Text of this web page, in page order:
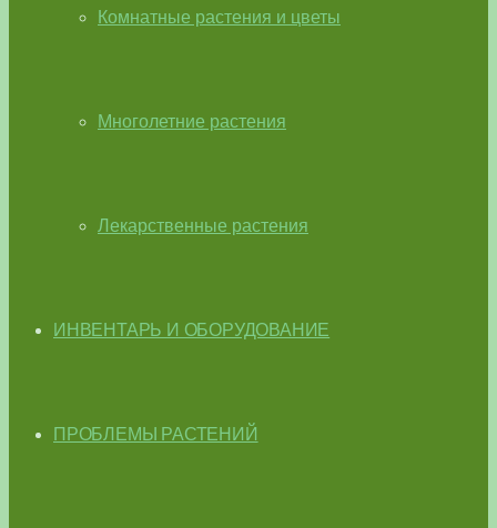
Комнатные растения и цветы
Многолетние растения
Лекарственные растения
ИНВЕНТАРЬ И ОБОРУДОВАНИЕ
ПРОБЛЕМЫ РАСТЕНИЙ